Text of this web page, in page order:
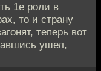
1е роли в
то и страну
теперь вот
ушел,